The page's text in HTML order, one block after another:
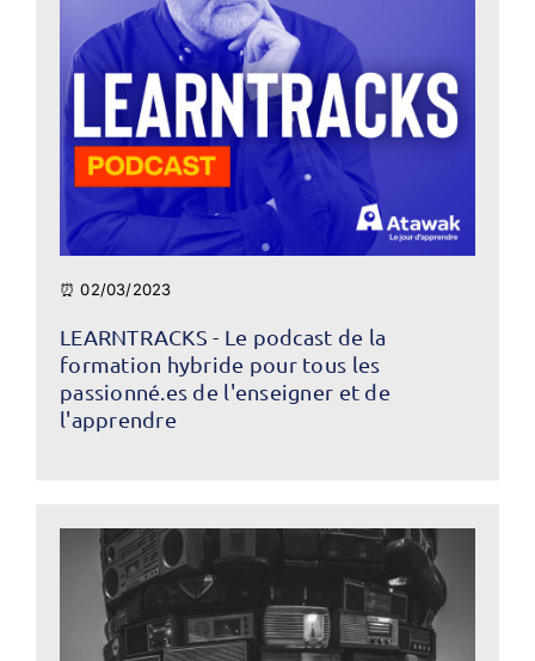
⏰ 02/03/2023
LEARNTRACKS - Le podcast de la
formation hybride pour tous les
passionné.es de l'enseigner et de
l'apprendre